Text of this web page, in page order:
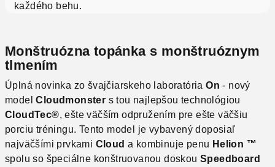
každého behu.
Monštruózna topánka s monštruóznym
tlmením
Úplná novinka zo švajčiarskeho laboratóriaOn - nový
modelCloudmonster s tou najlepšou technológiou
CloudTec®, ešte väčším odpružením pre ešte väčšiu
porciu tréningu. Tento model je vybavený doposiaľ
najväčšími prvkami Cloud a kombinuje penu Helion ™
spolu so špeciálne konštruovanou doskou Speedboard